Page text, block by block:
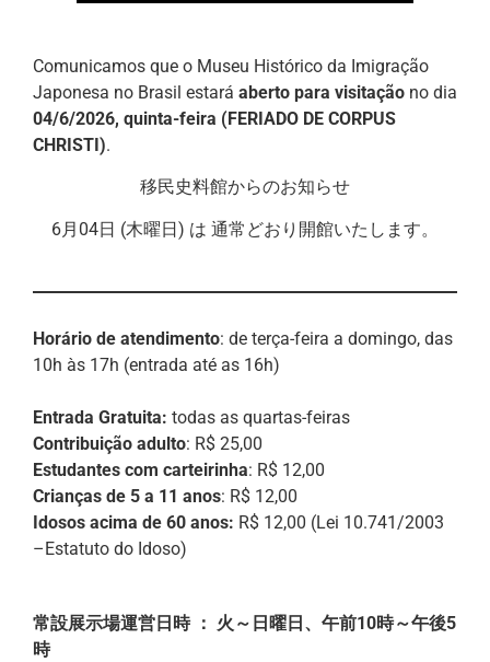
Comunicamos que o Museu Histórico da Imigração
Japonesa no Brasil estará aberto para visitação no dia
04/6/2026, quinta-feira (FERIADO DE CORPUS
CHRISTI).
移民史料館からのお知らせ
6月04日 (木曜日) は 通常どおり開館いたします。
Horário de atendimento: de terça-feira a domingo, das
10h às 17h (entrada até as 16h)
Entrada Gratuita: todas as quartas-feiras
Contribuição adulto: R$ 25,00
Estudantes com carteirinha: R$ 12,00
Crianças de 5 a 11 anos: R$ 12,00
Idosos acima de 60 anos: R$ 12,00 (Lei 10.741/2003
–Estatuto do Idoso)
常設展示場運営日時 ： 火～日曜日、午前10時～午後5
時